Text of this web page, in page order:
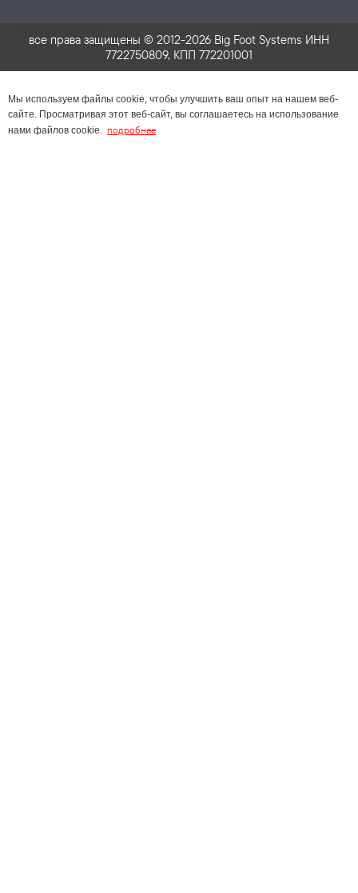
все права защищены © 2012-2026 Big Foot Systems ИНН
7722750809, КПП 772201001
Мы используем файлы cookie, чтобы улучшить ваш опыт на нашем веб-
сайте. Просматривая этот веб-сайт, вы соглашаетесь на использование
нами файлов cookie. подробнее